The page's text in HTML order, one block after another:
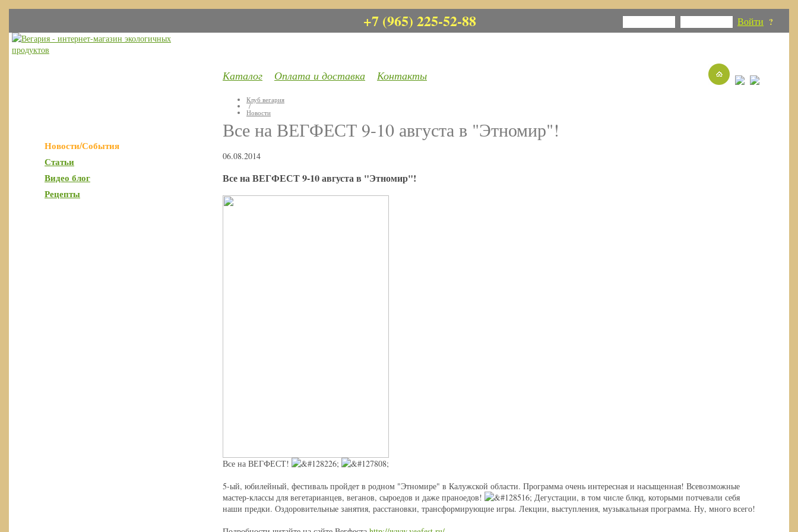
Войти ?
+7 (965) 225-52-88
Новости/События
Статьи
Видео блог
Рецепты
Каталог Оплата и доставка Контакты
Клуб вегария
/
Новости
Все на ВЕГФЕСТ 9-10 августа в "Этномир"!
06.08.2014
Все на ВЕГФЕСТ 9-10 августа в "Этномир"!
Все на ВЕГФЕСТ!
5-ый, юбилейный, фестиваль пройдет в родном "Этномире" в Калужской области. Программа очень интересная и насыщенная! Всевозможные
мастер-классы для вегетарианцев, веганов, сыроедов и даже праноедов!
Дегустации, в том числе блюд, которыми потчевали себя
наши предки. Оздоровительные занятия, расстановки, трансформирующие игры. Лекции, выступления, музыкальная программа. Ну, много всего!